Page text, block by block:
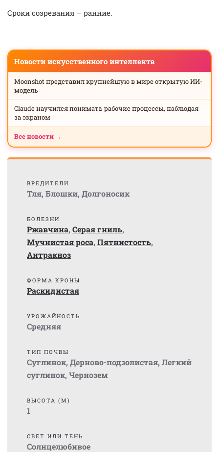
Сроки созревания – ранние.
Новости искусственного интеллекта
Moonshot представил крупнейшую в мире открытую ИИ-
модель
Claude научился понимать рабочие процессы, наблюдая
за экраном
Все новости →
ВРЕДИТЕЛИ
Тля, Блошки, Долгоносик
БОЛЕЗНИ
Ржавчина, Серая гниль,
Мучнистая роса, Пятнистость,
Антракноз
ФОРМА КРОНЫ
Раскидистая
УРОЖАЙНОСТЬ
Средняя
ТИП ПОЧВЫ
Суглинок, Дерново-подзолистая, Легкий
суглинок, Чернозем
ВЫСОТА (М)
1
СВЕТ ИЛИ ТЕНЬ
Солнцелюбивое